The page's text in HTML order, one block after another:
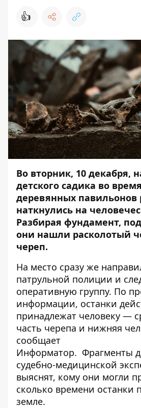
👍
Во вторник, 10 декабря,
детского садика во
деревянных павильонов
наткнулись на
Разбирая фундамент,
они нашли расколотый
череп.
На место сразу же
патрульной полиции и
оперативную группу. По
информации, останки
принадлежат человеку —
часть черепа и нижняя
сообщает
Информатор. Фрагменты
судебно-медицинской
выяснят, кому они могли
сколько времени останки
земле.